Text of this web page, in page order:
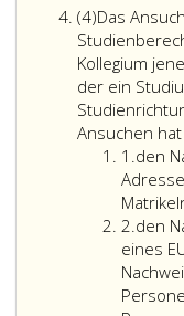
(4)Absatz
4
Das
Kollegium
der ein
Ansuchen
1.Ziffer
eins
den
2.Ziffer
2
den
eines